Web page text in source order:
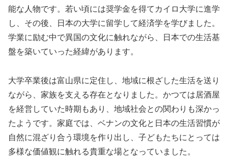
能な人物です。若い頃には奨学金を得てカイロ大学に進学
し、その後、日本の大学に留学して経済学を学びました。
学業に励む中で異国の文化に触れながら、日本での生活基
盤を築いていった経緯があります。
大学卒業後は富山県に定住し、地域に根ざした生活を送り
ながら、家族を支える存在となりました。かつては居酒屋
を経営していた時期もあり、地域社会との関わりも深かっ
たようです。家庭では、ベナンの文化と日本の生活習慣が
自然に混ざり合う環境を作り出し、子どもたちにとっては
多様な価値観に触れる貴重な場となっていました。